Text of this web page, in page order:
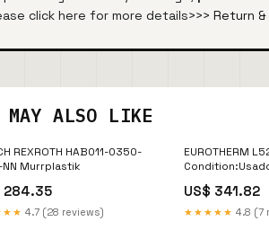
click here for more details>>> Return
MAY ALSO LIKE
REXROTH HAB011-0350-
NN Murrplastik
284.35
4.7 (28 reviews)
EUROTHERM
US$ 341.82
★★★★★ 4.8 (7